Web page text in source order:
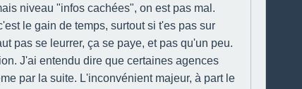
niveau "infos cachées", on est pas mal.
le gain de temps, surtout si t'es pas sur
pas se leurrer, ça se paye, et pas qu'un peu.
J'ai entendu dire que certaines agences
par la suite. L'inconvénient majeur, à part le